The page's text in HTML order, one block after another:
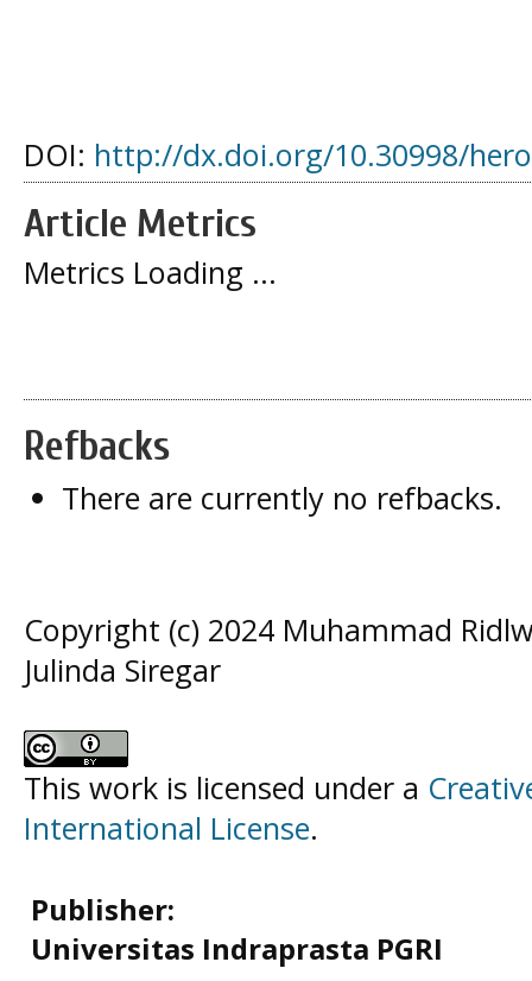
DOI: http://dx.doi.org/10.30998/
Article Metrics
Metrics Loading ...
Refbacks
There are currently no refbacks.
Copyright (c) 2024 Muhammad
Julinda Siregar
This work is licensed under a
International License.
Publisher:
Universitas Indraprasta PGRI